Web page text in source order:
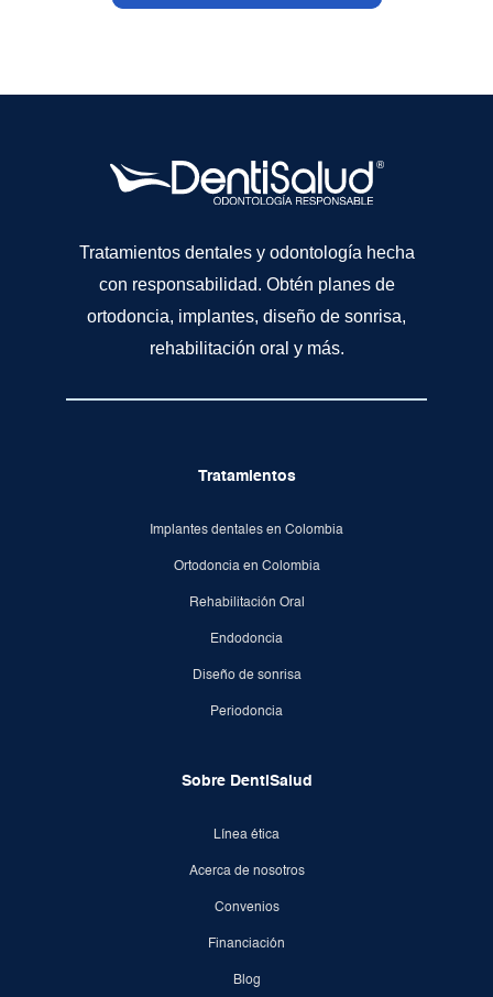
Tratamientos dentales y odontología hecha
con responsabilidad. Obtén planes de
ortodoncia, implantes, diseño de sonrisa,
rehabilitación oral y más.
Tratamientos
Implantes dentales en Colombia
Ortodoncia en Colombia
Rehabilitación Oral
Endodoncia
Diseño de sonrisa
Periodoncia
Sobre DentiSalud
Línea ética
Acerca de nosotros
Convenios
Financiación
Blog